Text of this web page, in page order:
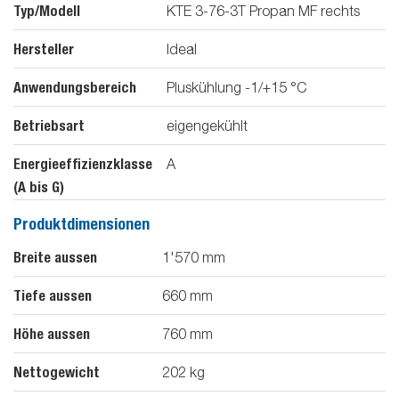
Typ/Modell KTE 3-76-3T Propan MF rechts
Hersteller Ideal
Anwendungsbereich Pluskühlung -1/+15 °C
Betriebsart eigengekühlt
Energieeffizienzklasse
(A bis G)
A
Produktdimensionen
Breite aussen 1'570 mm
Tiefe aussen 660 mm
Höhe aussen 760 mm
Nettogewicht 202 kg